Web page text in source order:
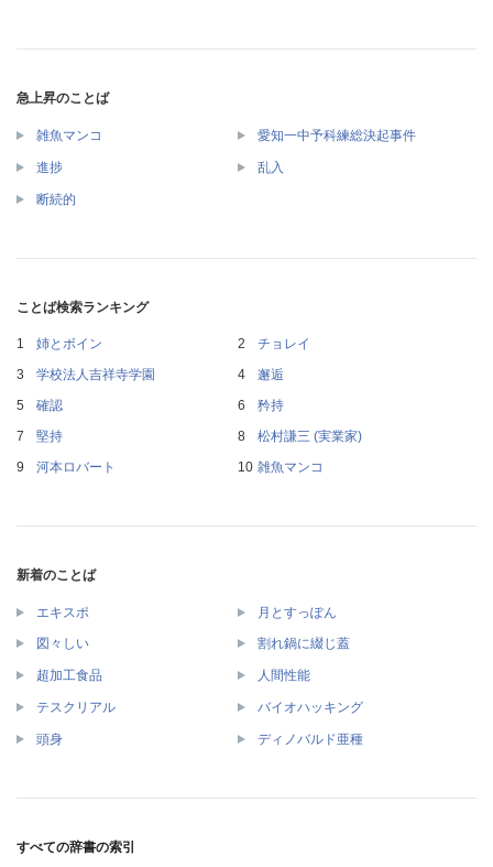
急上昇のことば
雑魚マンコ 愛知一中予科練総決起事件
進捗 乱入
断続的
ことば検索ランキング
姉とボイン
チョレイ
学校法人吉祥寺学園
邂逅
確認
矜持
堅持
松村謙三 (実業家)
河本ロバート
雑魚マンコ
新着のことば
エキスポ 月とすっぽん
図々しい 割れ鍋に綴じ蓋
超加工食品 人間性能
テスクリアル バイオハッキング
頭身 ディノバルド亜種
すべての辞書の索引